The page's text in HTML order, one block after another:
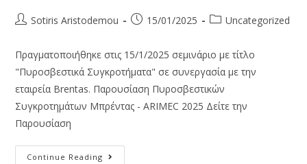
Sotiris Aristodemou 15/01/2025 Uncategorized
Πραγματοποιήθηκε στις 15/1/2025 σεμινάριο με τίτλο
"Πυροσβεστικά Συγκροτήματα" σε συνεργασία με την
εταιρεία Brentas. Παρουσίαση Πυροσβεστικών
Συγκροτημάτων Μπρέντας - ARIMEC 2025 Δείτε την
Παρουσίαση
Continue Reading